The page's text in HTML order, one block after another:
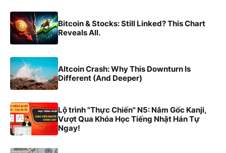
Bitcoin & Stocks: Still Linked? This Chart
Reveals All.
Altcoin Crash: Why This Downturn Is
Different (And Deeper)
Lộ trình "Thực Chiến" N5: Nắm Gốc Kanji,
Vượt Qua Khóa Học Tiếng Nhật Hán Tự
Ngay!